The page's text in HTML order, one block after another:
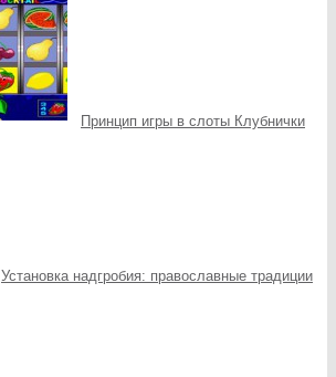
Принцип игры в слоты Клубнички
Установка надгробия: православные традиции